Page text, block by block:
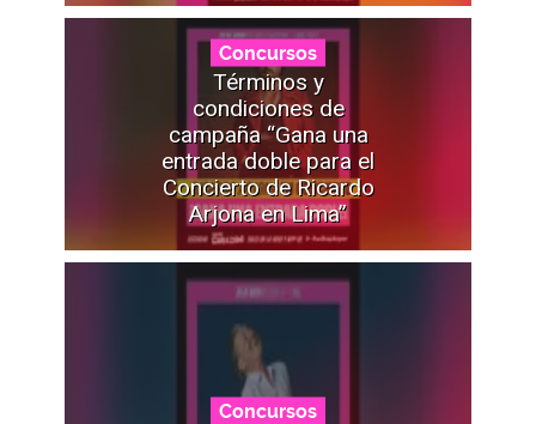
Concursos
Términos y
condiciones de
campaña “Gana una
entrada doble para el
Concierto de Ricardo
Arjona en Lima”
Concursos